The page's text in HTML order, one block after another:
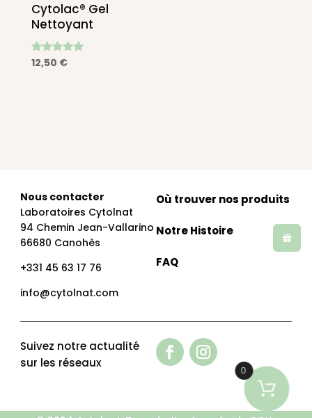
Cytolac® Gel
Nettoyant
Note
4.86
12,50 €
Nous contacter
Laboratoires Cytolnat
94 Chemin Jean-Vallarino
66680 Canohès
+331 45 63 17 76
info@cytolnat.com
Où trouver nos produits
Notre Histoire
FAQ
Suivez notre actualité
sur les réseaux
0